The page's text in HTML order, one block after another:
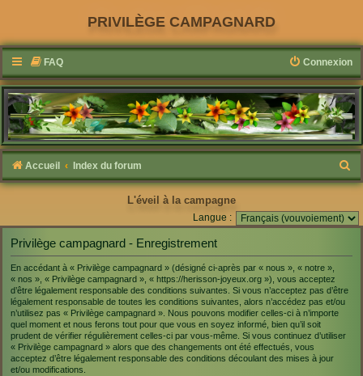
PRIVILÈGE CAMPAGNARD
FAQ Connexion
Accueil Index du forum
e
h
L'éveil à la campagne
Langue :
Privilège campagnard - Enregistrement
En accédant à « Privilège campagnard » (désigné ci-après par « nous », « notre »,
« nos », « Privilège campagnard », « https://herisson-joyeux.org »), vous acceptez
d’être légalement responsable des conditions suivantes. Si vous n’acceptez pas d’être
légalement responsable de toutes les conditions suivantes, alors n’accédez pas et/ou
n’utilisez pas « Privilège campagnard ». Nous pouvons modifier celles-ci à n’importe
quel moment et nous ferons tout pour que vous en soyez informé, bien qu’il soit
prudent de vérifier régulièrement celles-ci par vous-même. Si vous continuez d’utiliser
« Privilège campagnard » alors que des changements ont été effectués, vous
acceptez d’être légalement responsable des conditions découlant des mises à jour
et/ou modifications.